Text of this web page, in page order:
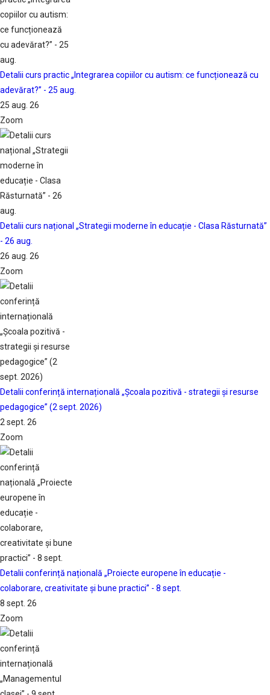
Detalii curs practic „Integrarea copiilor cu autism: ce funcționează cu
adevărat?” - 25 aug.
25 aug. 26
Zoom
Detalii curs național „Strategii moderne în educație - Clasa Răsturnată”
- 26 aug.
26 aug. 26
Zoom
Detalii conferință internațională „Școala pozitivă - strategii și resurse
pedagogice” (2 sept. 2026)
2 sept. 26
Zoom
Detalii conferință națională „Proiecte europene în educație -
colaborare, creativitate și bune practici” - 8 sept.
8 sept. 26
Zoom